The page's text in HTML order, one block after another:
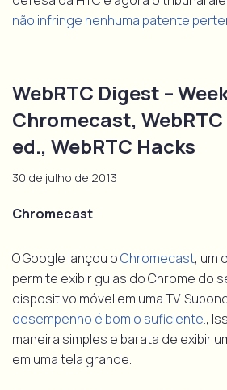
não infringe nenhuma patente
WebRTC Digest –
Chromecast, WebRTC
ed., WebRTC Hacks
30 de julho de 2013
Chromecast
O Google lançou oChromecast, um
permite exibir guias do Chrome do
dispositivo móvel em uma TV.
desempenho é bom o suficiente.,
maneira simples e barata de exibir
em uma tela grande.